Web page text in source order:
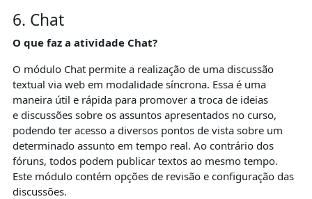
6. Chat
O que faz a atividade Chat?
O módulo Chat permite a realização de uma discussão
textual via web em modalidade síncrona. Essa é uma
maneira útil e rápida para promover a troca de ideias
e discussões sobre os assuntos apresentados no curso,
podendo ter acesso a diversos pontos de vista sobre um
determinado assunto em tempo real. Ao contrário dos
fóruns, todos podem publicar textos ao mesmo tempo.
Este módulo contém opções de revisão e configuração das
discussões.